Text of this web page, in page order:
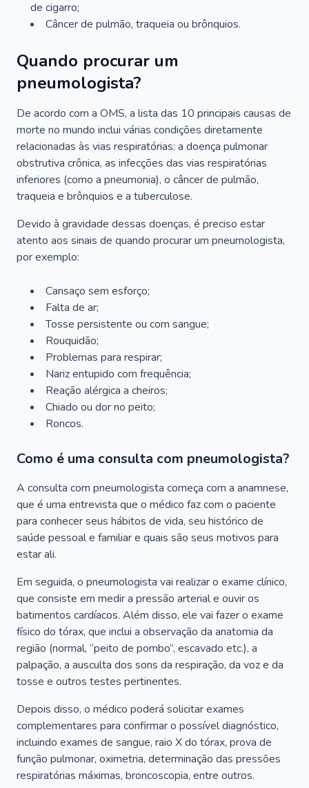
de cigarro;
Câncer de pulmão, traqueia ou brônquios.
Quando procurar um
pneumologista?
De acordo com a OMS, a lista das 10 principais causas de
morte no mundo inclui várias condições diretamente
relacionadas às vias respiratórias: a doença pulmonar
obstrutiva crônica, as infecções das vias respiratórias
inferiores (como a pneumonia), o câncer de pulmão,
traqueia e brônquios e a tuberculose.
Devido à gravidade dessas doenças, é preciso estar
atento aos sinais de quando procurar um pneumologista,
por exemplo:
Cansaço sem esforço;
Falta de ar;
Tosse persistente ou com sangue;
Rouquidão;
Problemas para respirar;
Nariz entupido com frequência;
Reação alérgica a cheiros;
Chiado ou dor no peito;
Roncos.
Como é uma consulta com pneumologista?
A consulta com pneumologista começa com a anamnese,
que é uma entrevista que o médico faz com o paciente
para conhecer seus hábitos de vida, seu histórico de
saúde pessoal e familiar e quais são seus motivos para
estar ali.
Em seguida, o pneumologista vai realizar o exame clínico,
que consiste em medir a pressão arterial e ouvir os
batimentos cardíacos. Além disso, ele vai fazer o exame
físico do tórax, que inclui a observação da anatomia da
região (normal, “peito de pombo”, escavado etc.), a
palpação, a ausculta dos sons da respiração, da voz e da
tosse e outros testes pertinentes.
Depois disso, o médico poderá solicitar exames
complementares para confirmar o possível diagnóstico,
incluindo exames de sangue, raio X do tórax, prova de
função pulmonar, oximetria, determinação das pressões
respiratórias máximas, broncoscopia, entre outros.